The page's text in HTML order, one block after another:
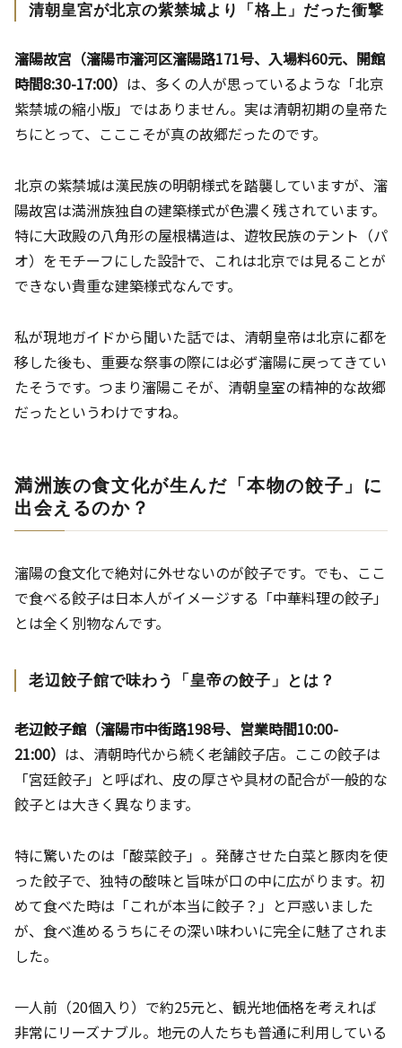
清朝皇宮が北京の紫禁城より「格上」だった衝撃
瀋陽故宮（瀋陽市瀋河区瀋陽路171号、入場料60元、開館
時間8:30-17:00） は、多くの人が思っているような「北京
紫禁城の縮小版」ではありません。実は清朝初期の皇帝た
ちにとって、こここそが真の故郷だったのです。
北京の紫禁城は漢民族の明朝様式を踏襲していますが、瀋
陽故宮は満洲族独自の建築様式が色濃く残されています。
特に大政殿の八角形の屋根構造は、遊牧民族のテント（パ
オ）をモチーフにした設計で、これは北京では見ることが
できない貴重な建築様式なんです。
私が現地ガイドから聞いた話では、清朝皇帝は北京に都を
移した後も、重要な祭事の際には必ず瀋陽に戻ってきてい
たそうです。つまり瀋陽こそが、清朝皇室の精神的な故郷
だったというわけですね。
満洲族の食文化が生んだ「本物の餃子」に
出会えるのか？
瀋陽の食文化で絶対に外せないのが餃子です。でも、ここ
で食べる餃子は日本人がイメージする「中華料理の餃子」
とは全く別物なんです。
老辺餃子館で味わう「皇帝の餃子」とは？
老辺餃子館（瀋陽市中街路198号、営業時間10:00-
21:00） は、清朝時代から続く老舗餃子店。ここの餃子は
「宮廷餃子」と呼ばれ、皮の厚さや具材の配合が一般的な
餃子とは大きく異なります。
特に驚いたのは「酸菜餃子」。発酵させた白菜と豚肉を使
った餃子で、独特の酸味と旨味が口の中に広がります。初
めて食べた時は「これが本当に餃子？」と戸惑いました
が、食べ進めるうちにその深い味わいに完全に魅了されま
した。
一人前（20個入り）で約25元と、観光地価格を考えれば
非常にリーズナブル。地元の人たちも普通に利用している